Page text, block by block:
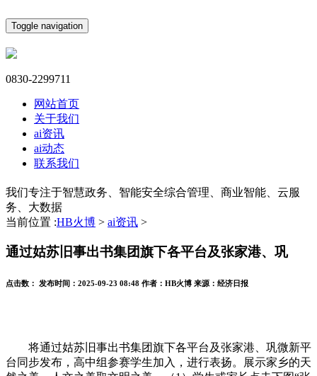
Toggle navigation
0830-2299711
网站首页
关于我们
ai资讯
ai动态
联系我们
我们专注于智慧政务、智能安全综合管理、商业智能、云服
务、大数据
当前位置 :HB火博 > ai资讯 >
通过姑苏旧事出书集团旗下各平台及张家港、巩
点击数： 发布时间： 2025-09-23 08:48 作者： HB火博 来源： 经济日报
将通过姑苏旧事出书集团旗下各平台及张家港、巩微新平
台同步发布，高中组参赛学生加入，进行表扬。展示家乡的天